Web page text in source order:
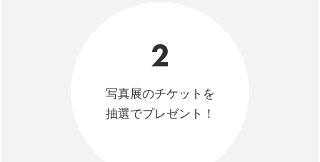
2
写真展のチケットを
抽選でプレゼント！